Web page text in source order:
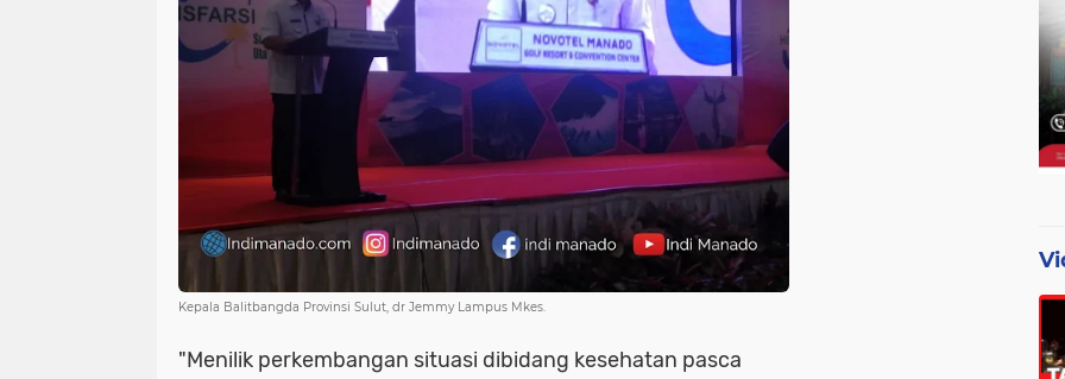
Kepala Balitbangda Provinsi Sulut, dr Jemmy Lampus Mkes.
"Menilik perkembangan situasi dibidang kesehatan pasca